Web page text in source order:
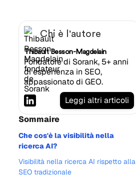
Chi è l'autore
Thibault Besson-Magdelain
Fondatore di Sorank, 5+ anni
di esperienza in SEO,
appassionato di GEO.
Leggi altri articoli
Sommaire
Che cos'è la visibilità nella
ricerca AI?
Visibilità nella ricerca AI rispetto alla
SEO tradizionale